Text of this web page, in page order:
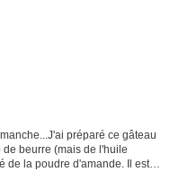
préparé ce gâteau
beurre (mais de l'huile
de la poudre d'amande. Il est